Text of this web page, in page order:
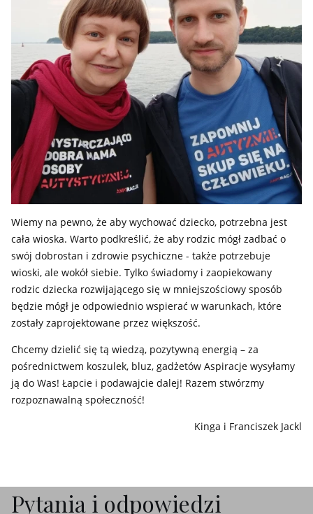
Wiemy na pewno, że aby wychować dziecko, potrzebna jest
cała wioska. Warto podkreślić, że aby rodzic mógł zadbać o
swój dobrostan i zdrowie psychiczne - także potrzebuje
wioski, ale wokół siebie. Tylko świadomy i zaopiekowany
rodzic dziecka rozwijającego się w mniejszościowy sposób
będzie mógł je odpowiednio wspierać w warunkach, które
zostały zaprojektowane przez większość.
Chcemy dzielić się tą wiedzą, pozytywną energią – za
pośrednictwem koszulek, bluz, gadżetów Aspiracje wysyłamy
ją do Was! Łapcie i podawajcie dalej! Razem stwórzmy
rozpoznawalną społeczność!
Kinga i Franciszek Jackl
Pytania i odpowiedzi